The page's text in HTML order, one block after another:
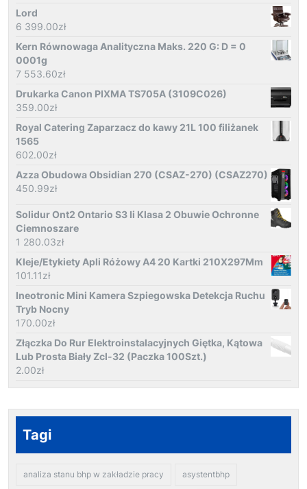
Lord
6 399.00zł
Kern Równowaga Analityczna Maks. 220 G: D = 0
0001g
7 553.60zł
Drukarka Canon PIXMA TS705A (3109C026)
359.00zł
Royal Catering Zaparzacz do kawy 21L 100 filiżanek
1565
602.00zł
Azza Obudowa Obsidian 270 (CSAZ-270) (CSAZ270)
450.99zł
Solidur Ont2 Ontario S3 Ii Klasa 2 Obuwie Ochronne
Ciemnoszare
1 280.03zł
Kleje/Etykiety Apli Różowy A4 20 Kartki 210X297Mm
101.11zł
Ineotronic Mini Kamera Szpiegowska Detekcja Ruchu
Tryb Nocny
170.00zł
Złączka Do Rur Elektroinstalacyjnych Giętka, Kątowa
Lub Prosta Biały Zcl-32 (Paczka 100Szt.)
2.00zł
Tagi
analiza stanu bhp w zakładzie pracy asystentbhp